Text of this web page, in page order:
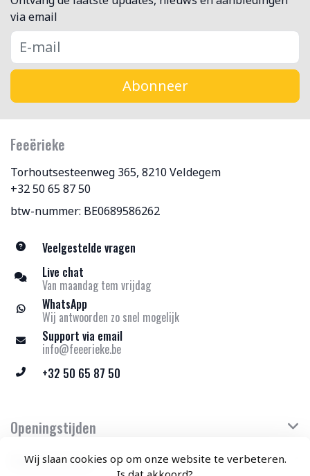
Wij slaan cookies op om onze website te verbeteren.
via email
Abonneer
Feeërieke
Torhoutsesteenweg 365, 8210 Veldegem
+32 50 65 87 50
btw-nummer: BE0689586262
Veelgestelde vragen
Live chat
Van maandag tem vrijdag
WhatsApp
Wij antwoorden zo snel mogelijk
Support via email
info@feeerieke.be
+32 50 65 87 50
Openingstijden
Klantenservice